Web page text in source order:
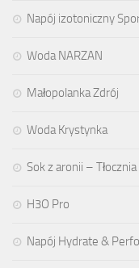
Napój izotoniczny
Woda NARZAN
Małopolanka Zdrój
Woda Krystynka
Sok z aronii –
H3O Pro
Napój Hydrate &